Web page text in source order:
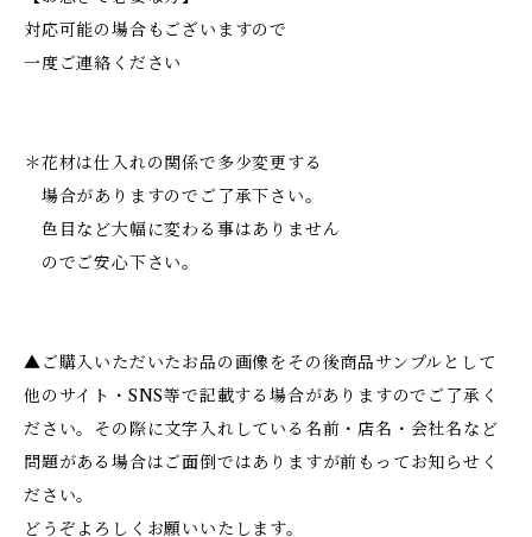
対応可能の場合もございますので
一度ご連絡ください
＊花材は仕入れの関係で多少変更する
場合がありますのでご了承下さい。
色目など大幅に変わる事はありません
のでご安心下さい。
▲ご購入いただいたお品の画像をその後商品サンプルとして
他のサイト・SNS等で記載する場合がありますのでご了承く
ださい。その際に文字入れしている名前・店名・会社名など
問題がある場合はご面倒ではありますが前もってお知らせく
ださい。
どうぞよろしくお願いいたします。